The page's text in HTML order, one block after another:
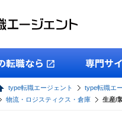
転職なら 専門サ
type転職エージェント type転職エ
物流・ロジスティクス・倉庫
生産/